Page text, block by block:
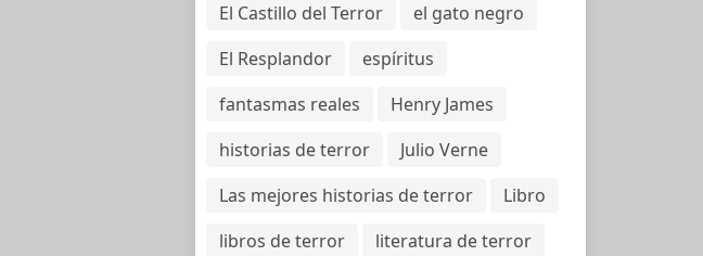
El Castillo del Terror
el gato negro
El Resplandor
espíritus
fantasmas reales
Henry James
historias de terror
Julio Verne
Las mejores historias de terror
Libro
libros de terror
literatura de terror